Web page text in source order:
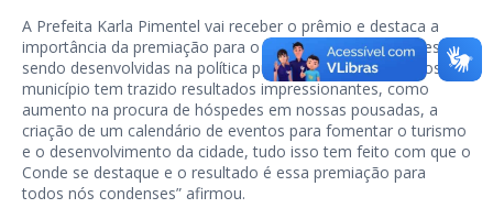
A Prefeita Karla Pimentel vai receber o prêmio e destaca a
importância da premiação para o Conde. “As ações que estão
sendo desenvolvidas na política pública de turismo em nosso
município tem trazido resultados impressionantes, como
aumento na procura de hóspedes em nossas pousadas, a
criação de um calendário de eventos para fomentar o turismo
e o desenvolvimento da cidade, tudo isso tem feito com que o
Conde se destaque e o resultado é essa premiação para
todos nós condenses” afirmou.